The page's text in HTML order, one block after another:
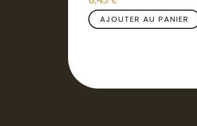
AJOUTER AU PANIER